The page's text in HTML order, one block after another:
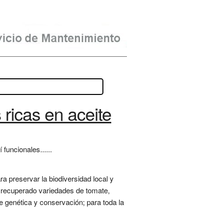
en aceite
funcionales......
preservar la biodiversidad local y
variedades de tomate,
genética y conservación; para toda la